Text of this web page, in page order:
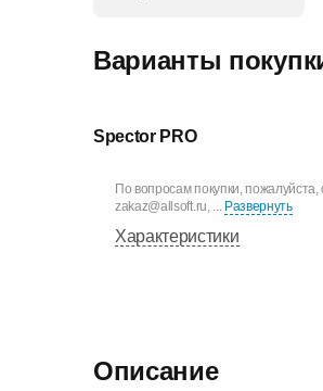
Описание
Варианты
Spector PRO
По вопросам покупки,
zakaz@allsoft.ru, ... Развернуть
Характеристики